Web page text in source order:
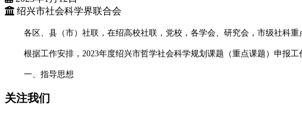
绍兴市社会科学界联合会
各区、县（市）社联，在绍高校社联，党校，各学会、研究会，市级社科
根据工作安排，2023年度绍兴市哲学社会科学规划课题（重点课题）申报
一、指导思想
关注我们